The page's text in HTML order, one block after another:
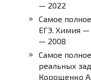
— 2022
Самое
ЕГЭ. Химия —
— 2008
Самое
реальных
Корощенко